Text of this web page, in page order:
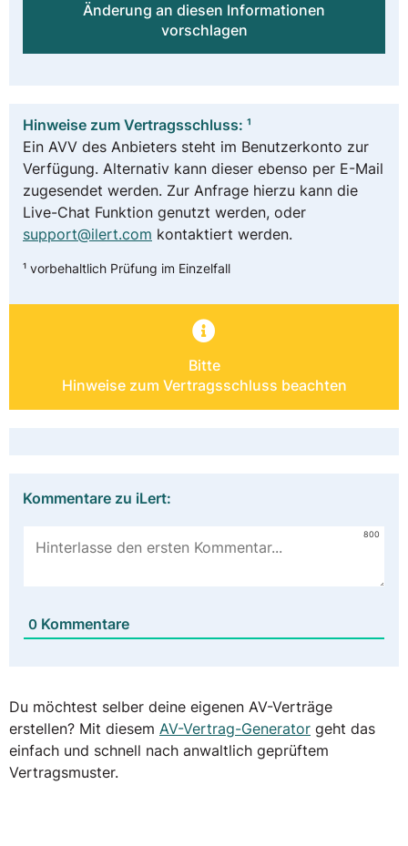
Änderung an diesen Informationen
vorschlagen
Hinweise zum Vertragsschluss: ¹
Ein AVV des Anbieters steht im Benutzerkonto zur
Verfügung. Alternativ kann dieser ebenso per E-Mail
zugesendet werden. Zur Anfrage hierzu kann die
Live-Chat Funktion genutzt werden, oder
support@ilert.com kontaktiert werden.
¹ vorbehaltlich Prüfung im Einzelfall
Bitte
Hinweise zum Vertragsschluss beachten
Kommentare zu iLert:
800
0 Kommentare
Du möchtest selber deine eigenen AV-Verträge
erstellen? Mit diesem AV-Vertrag-Generator geht das
einfach und schnell nach anwaltlich geprüftem
Vertragsmuster.